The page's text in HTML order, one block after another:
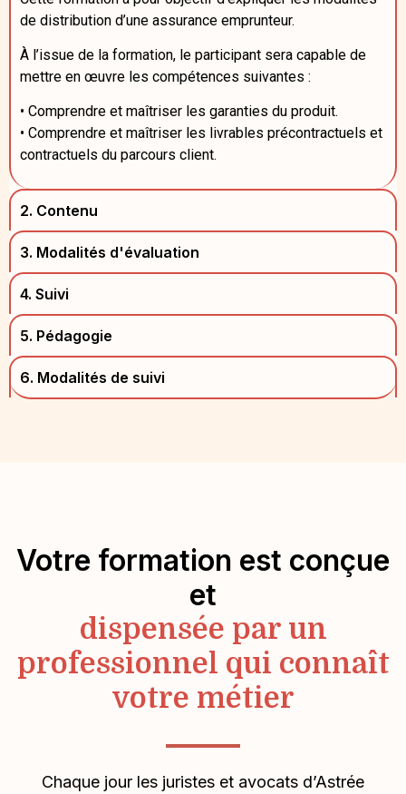
de distribution d’une assurance emprunteur.
À l’issue de la formation, le participant sera capable de
mettre en œuvre les compétences suivantes :
• Comprendre et maîtriser les garanties du produit.
• Comprendre et maîtriser les livrables précontractuels et
contractuels du parcours client.
2. Contenu
3. Modalités d'évaluation
4. Suivi
5. Pédagogie
6. Modalités de suivi
Votre formation est conçue
et
dispensée par un
professionnel qui connaît
votre métier
Chaque jour les juristes et avocats d’Astrée